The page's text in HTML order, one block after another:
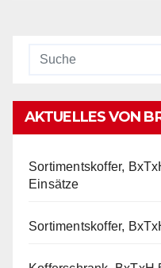
AKTUELLES VON
Sortimentskoffer,
Einsätze
Sortimentskoffer,